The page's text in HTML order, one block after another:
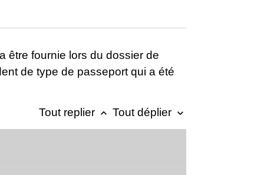
être fournie lors du dossier de
de type de passeport qui a été
Tout replier keyboard_arrow_up Tout déplier keyboard_arrow_down